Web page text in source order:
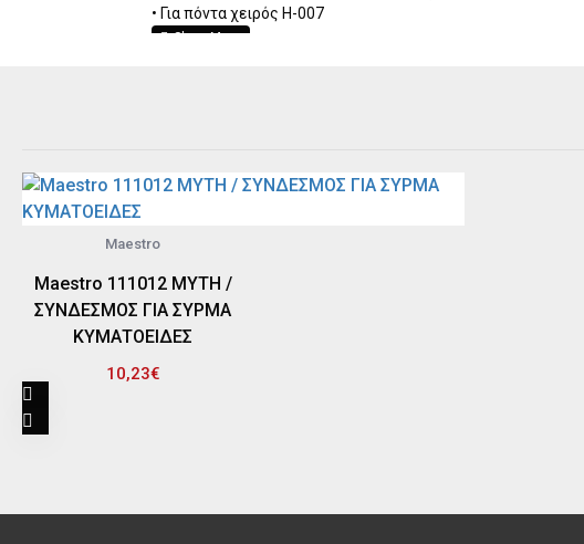
• Για πόντα χειρός H-007
Maestro
Maestro 111012 ΜΥΤΗ /
ΣΥΝΔΕΣΜΟΣ ΓΙΑ ΣΥΡΜΑ
ΚΥΜΑΤΟΕΙΔΕΣ
10,23€